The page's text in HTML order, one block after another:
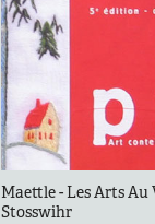
Maettle - Les Arts Au
Stosswihr